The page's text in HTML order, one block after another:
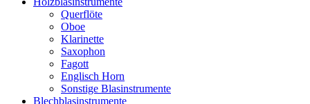
Querflöte
Oboe
Klarinette
Saxophon
Fagott
Englisch Horn
Sonstige Blasinstrumente
Blechblasinstrumente